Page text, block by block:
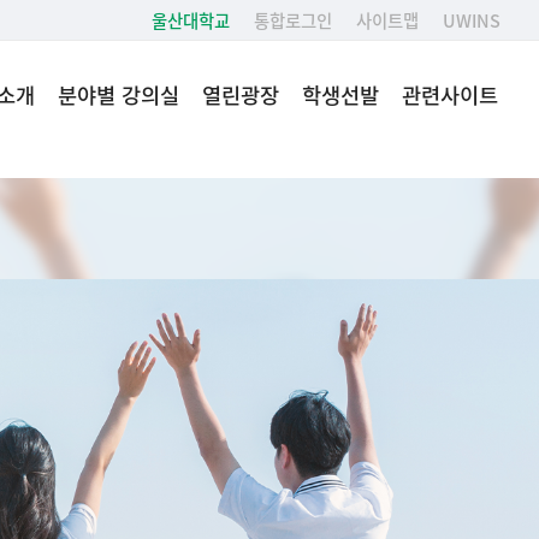
울산대학교 통합로그인 사이트맵 UWINS
개 분야별 강의실 열린광장 학생선발 관련사이트